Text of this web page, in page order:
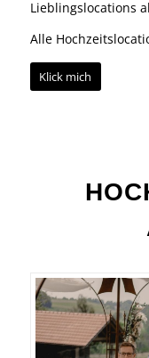
Auch die
Lieblingslocations